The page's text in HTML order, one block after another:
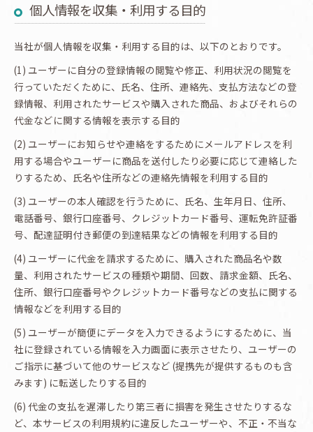
個人情報を収集・利用する目的
当社が個人情報を収集・利用する目的は、以下のとおりです。
(1) ユーザーに自分の登録情報の閲覧や修正、利用状況の閲覧を
行っていただくために、氏名、住所、連絡先、支払方法などの登
録情報、利用されたサービスや購入された商品、およびそれらの
代金などに関する情報を表示する目的
(2) ユーザーにお知らせや連絡をするためにメールアドレスを利
用する場合やユーザーに商品を送付したり必要に応じて連絡した
りするため、氏名や住所などの連絡先情報を利用する目的
(3) ユーザーの本人確認を行うために、氏名、生年月日、住所、
電話番号、銀行口座番号、クレジットカード番号、運転免許証番
号、配達証明付き郵便の到達結果などの情報を利用する目的
(4) ユーザーに代金を請求するために、購入された商品名や数
量、利用されたサービスの種類や期間、回数、請求金額、氏名、
住所、銀行口座番号やクレジットカード番号などの支払に関する
情報などを利用する目的
(5) ユーザーが簡便にデータを入力できるようにするために、当
社に登録されている情報を入力画面に表示させたり、ユーザーの
ご指示に基づいて他のサービスなど (提携先が提供するものも含
みます) に転送したりする目的
(6) 代金の支払を遅滞したり第三者に損害を発生させたりするな
ど、本サービスの利用規約に違反したユーザーや、不正・不当な